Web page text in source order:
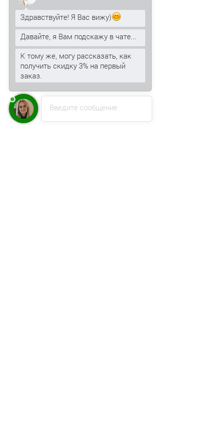
Введите сообщение
Здравствуйте! Я Вас вижу)
Давайте, я Вам подскажу в чате...
К тому же, могу рассказать, как
получить скидку 3% на первый
заказ.